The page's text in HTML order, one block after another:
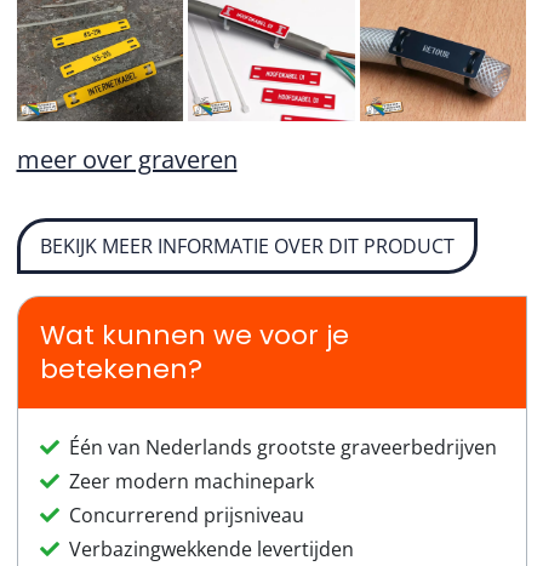
meer over graveren
BEKIJK MEER INFORMATIE OVER DIT PRODUCT
Wat kunnen we voor je
betekenen?
Één van Nederlands grootste graveerbedrijven
Zeer modern machinepark
Concurrerend prijsniveau
Verbazingwekkende levertijden